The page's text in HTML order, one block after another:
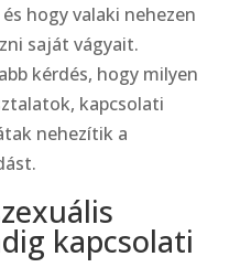
hogy valaki nehezen
saját vágyait.
kérdés, hogy milyen
kapcsolati
nehezítik a
kapcsolati